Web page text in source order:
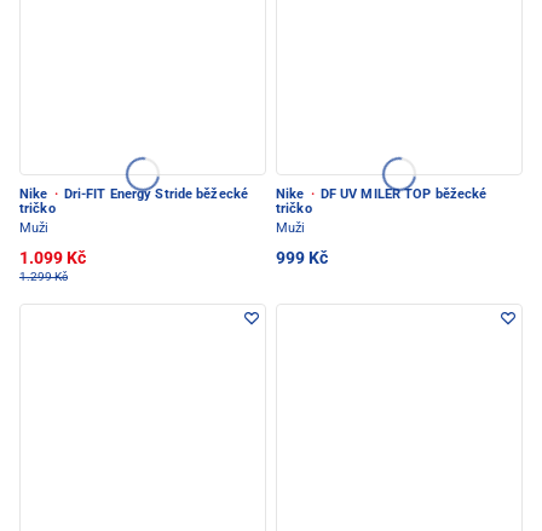
Nike · Dri-FIT Energy Stride běžecké
tričko
Muži
1.099 Kč
1.299 Kč
Nike · DF UV MILER TOP běžecké
tričko
Muži
999 Kč